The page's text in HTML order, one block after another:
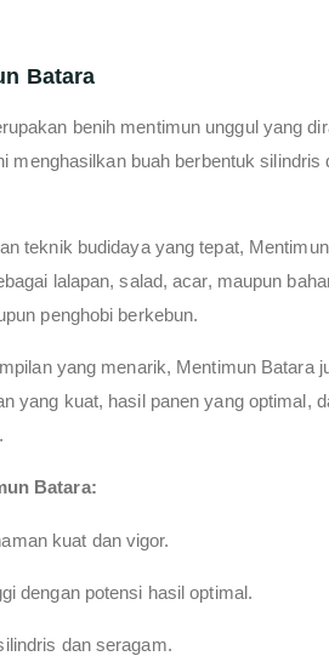
Batara
benih mentimun unggul yang
menghasilkan buah berbentuk
teknik budidaya yang tepat,
lalapan, salad, acar, maupun
penghobi berkebun.
yang menarik, Mentimun Batara
yang kuat, hasil panen yang optimal,
Batara:
kuat dan vigor.
dengan potensi hasil optimal.
dan seragam.